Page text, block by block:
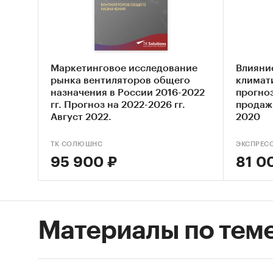
по
по
по
по
по
Маркетинговое исследование
рынка вентиляторов общего
назначения в России 2016-2022
гг. Прогноз на 2022-2026 гг.
Август 2022.
ТК СОЛЮШНС
95 900 ₽
2020
81
Материалы по